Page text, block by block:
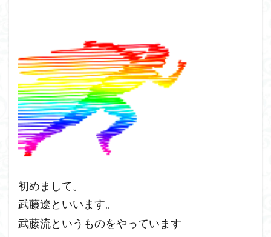
初めまして。
武藤遼といいます。
武藤流というものをやっています